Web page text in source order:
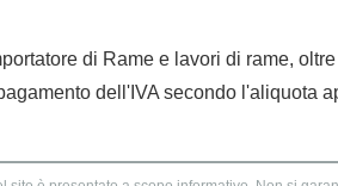
di Rame e lavori di rame,
dell'IVA secondo l'aliquota